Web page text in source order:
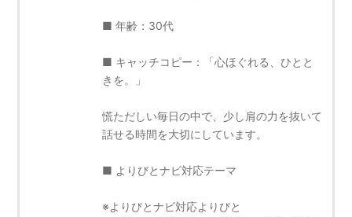
■ 年齢：30代
■ キャッチコピー：「心ほぐれる、ひとと
きを。」
慌ただしい毎日の中で、少し肩の力を抜いて
話せる時間を大切にしています。
■ よりびとナビ対応テーマ
※よりびとナビ対応よりびと